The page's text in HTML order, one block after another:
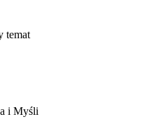
temat
i Myśli